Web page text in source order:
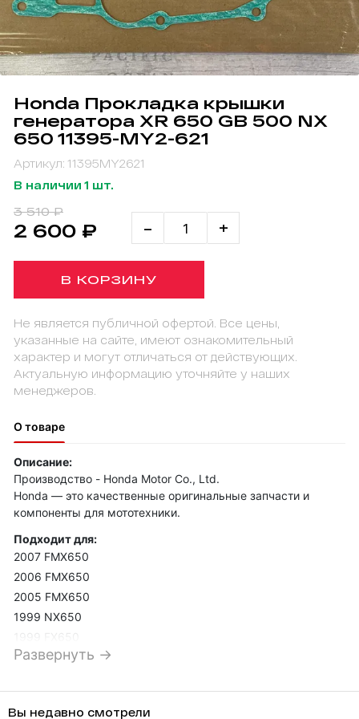
Honda Прокладка крышки
генератора XR 650 GB 500 NX
650 11395-MY2-621
Артикул: 11395MY2621
В наличии 1 шт.
3 510 ₽
2 600 ₽ - +
В КОРЗИНУ
Не является публичной офертой. Все цены,
указанные на сайте, имеют ознакомительный
характер и могут отличаться от действующих.
Актуальную информацию уточняйте у наших
менеджеров.
О товаре
Описание:
Производство - Honda Motor Co., Ltd.
Honda — это качественные оригинальные запчасти и
компоненты для мототехники.
Подходит для:
2007 FMX650
2006 FMX650
2005 FMX650
1999 NX650
1998 SLR650
Развернуть →
Вы недавно смотрели